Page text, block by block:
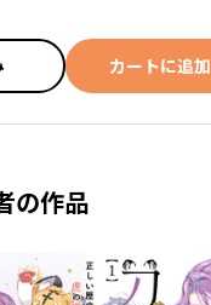
カートに追加
の作品